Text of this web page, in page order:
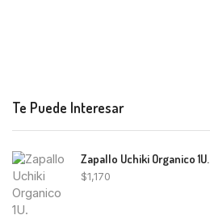
Te Puede Interesar
Zapallo Uchiki Organico 1U.
$1,170